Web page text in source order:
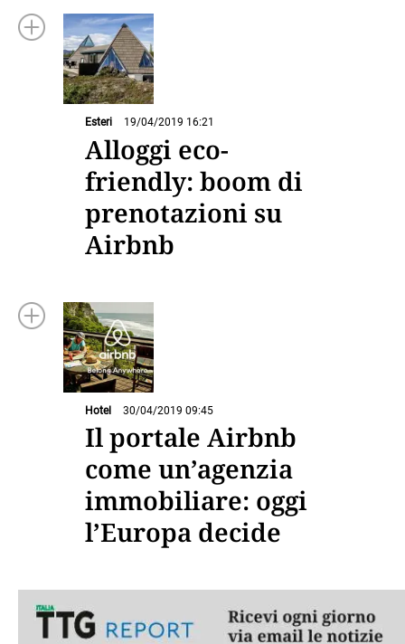
Esteri 19/04/2019 16:21
Alloggi eco-
friendly: boom di
prenotazioni su
Airbnb
Hotel 30/04/2019 09:45
Il portale Airbnb
come un’agenzia
immobiliare: oggi
l’Europa decide